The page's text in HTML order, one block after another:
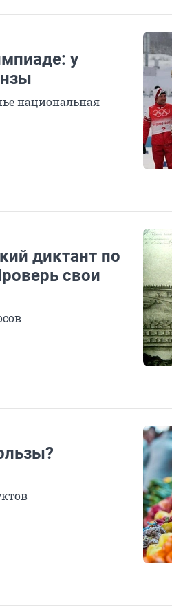
у
национальная
диктант по
свои